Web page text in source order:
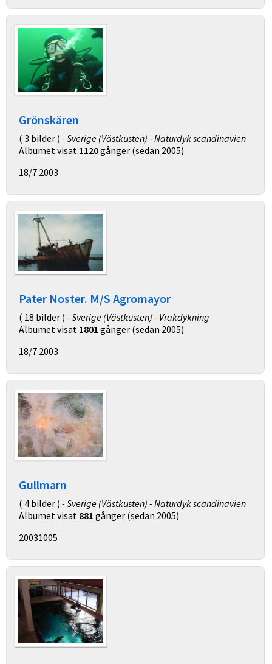
Grönskären
( 3 bilder ) - Sverige (Västkusten) - Naturdyk scandinavien
Albumet visat 1120gånger (sedan 2005)
18/7 2003
Pater Noster. M/S Agromayor
( 18 bilder ) - Sverige (Västkusten) - Vrakdykning
Albumet visat 1801 gånger (sedan 2005)
18/7 2003
Gullmarn
( 4 bilder ) - Sverige (Västkusten) - Naturdyk scandinavien
Albumet visat 881 gånger (sedan 2005)
20031005